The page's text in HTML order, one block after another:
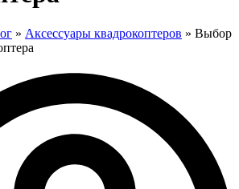
» Аксессуары квадрокоптеров » Выбор